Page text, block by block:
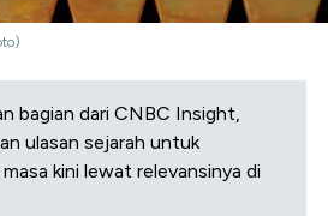
bagian dari CNBC Insight,
ulasan sejarah untuk
kini lewat relevansinya di